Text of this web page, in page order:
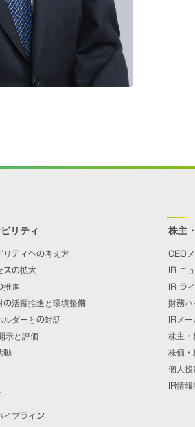
リティ
リティへの考え方
スの拡大
推進
の活躍推進と環境整備
ルダーとの対話
示と評価
動
イプライン
株主
CEO
IR ニ
IR ラ
財務ハ
IRメー
株主・
株価・
個人投
IR情報